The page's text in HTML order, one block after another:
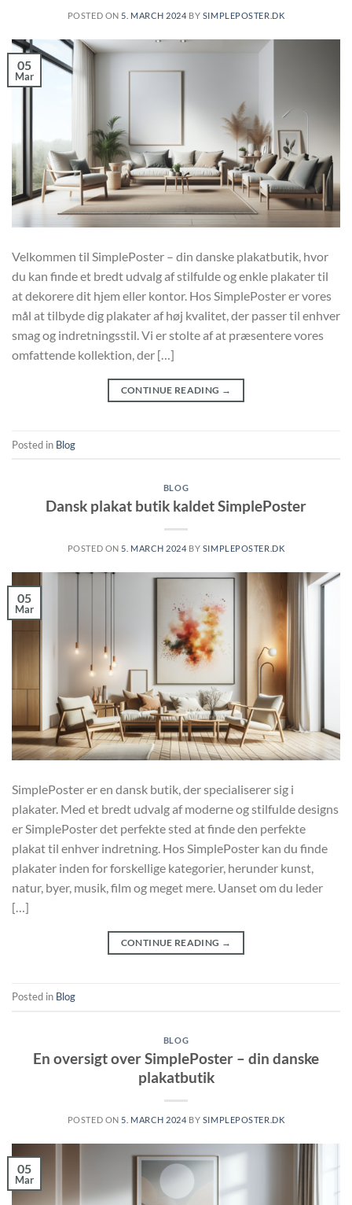
POSTED ON 5. MARCH 2024 BY SIMPLEPOSTER.DK
05
Mar
Velkommen til SimplePoster – din danske plakatbutik, hvor
du kan finde et bredt udvalg af stilfulde og enkle plakater til
at dekorere dit hjem eller kontor. Hos SimplePoster er vores
mål at tilbyde dig plakater af høj kvalitet, der passer til enhver
smag og indretningsstil. Vi er stolte af at præsentere vores
omfattende kollektion, der […]
CONTINUE READING →
Posted in Blog
BLOG
Dansk plakat butik kaldet SimplePoster
POSTED ON 5. MARCH 2024 BY SIMPLEPOSTER.DK
05
Mar
SimplePoster er en dansk butik, der specialiserer sig i
plakater. Med et bredt udvalg af moderne og stilfulde designs
er SimplePoster det perfekte sted at finde den perfekte
plakat til enhver indretning. Hos SimplePoster kan du finde
plakater inden for forskellige kategorier, herunder kunst,
natur, byer, musik, film og meget mere. Uanset om du leder
[…]
CONTINUE READING →
Posted in Blog
BLOG
En oversigt over SimplePoster – din danske
plakatbutik
POSTED ON 5. MARCH 2024 BY SIMPLEPOSTER.DK
05
Mar